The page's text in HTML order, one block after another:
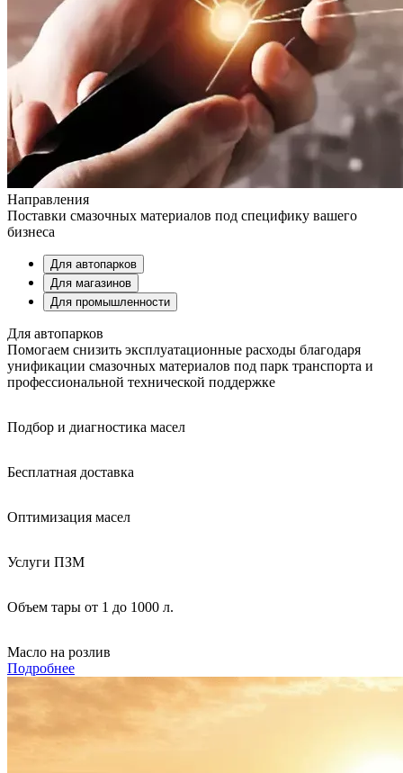
Направления
Поставки смазочных материалов под специфику вашего
бизнеса
Для автопарков
Для магазинов
Для промышленности
Для автопарков
Помогаем снизить эксплуатационные расходы благодаря
унификации смазочных материалов под парк транспорта и
профессиональной технической поддержке
Подбор и диагностика масел
Бесплатная доставка
Оптимизация масел
Услуги ПЗМ
Объем тары от 1 до 1000 л.
Масло на розлив
Подробнее